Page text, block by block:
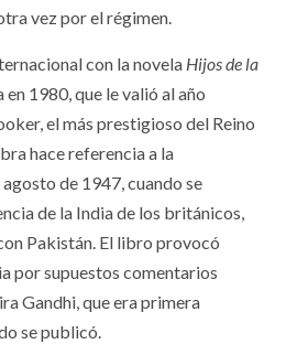
vez por el régimen.
con la novela Hijos de la
en 1980, que le valió al año
el más prestigioso del Reino
hace referencia a la
de 1947, cuando se
de la India de los británicos,
Pakistán. El libro provocó
por supuestos comentarios
Gandhi, que era primera
se publicó.